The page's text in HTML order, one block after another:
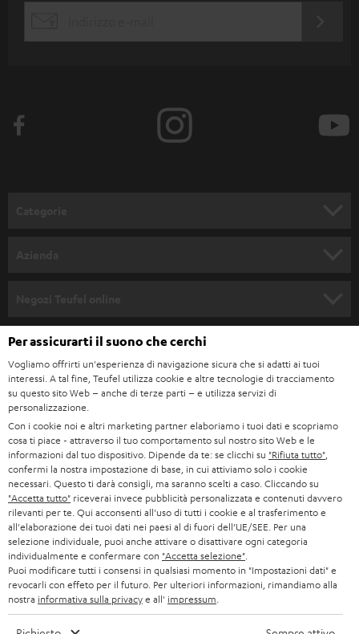
n
w
s
l
e
t
t
e
r
BLUETOOTH
CUFFIE
CUFFIE BLUETOOTH
SET STEREO
ALTOPARLANTE
ULTIMA
CUFFIE IN-EAR
CARRIERA
STAMPA
B2B
BLOG
NEWSLETTER
NEGOZI
VANTAGGI TEUFEL
LA NOSTRA STORIA
MANAGEMENT
GERMANIA
AUSTRIA
SVIZZERA
PAESI BASSI
BELGIO
FRANCIA
POLONIA
Per assicurarti il suono che cerchi
Vogliamo offrirti un'esperienza di navigazione sicura che si adatti ai tuoi
interessi. A tal fine, Teufel utilizza cookie e altre tecnologie di tracciamento
su questo sito Web – anche di terze parti – e utilizza servizi di
personalizzazione.
Con i cookie noi e altri marketing partner elaboriamo i tuoi dati e scopriamo
cosa ti piace - attraverso il tuo comportamento sul nostro sito Web e le
informazioni dal tuo dispositivo. Dipende da te: se clicchi su "Rifiuta tutto"
confermi la nostra impostazione di base, in cui attiviamo solo i cookie
necessari. Questo ti darà consigli, ma saranno scelti a caso. Cliccando su
"Accetta tutto" riceverai invece pubblicità personalizzata e contenuti davvero
rilevanti per te. Qui acconsenti all'uso di tutti i cookie e al trasferimento e
all'elaborazione dei tuoi dati nei paesi al di fuori dell’UE/SEE. Per una
selezione individuale, puoi anche attivare o disattivare ogni categoria
individualmente e confermare con "Accetta selezione"
Puoi modificare tutti i consensi in qualsiasi momento in "Impostazioni dati" e
revocarli con effeto per il futuro. Per ulteriori informazioni, rimandiamo alla
nostra informativa sulla privacye all' impressum